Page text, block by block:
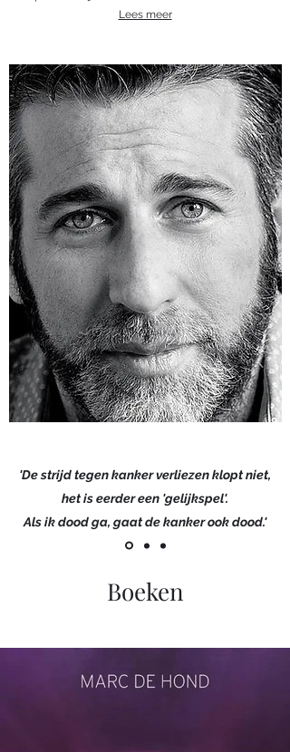
Lees meer
'De strijd tegen kanker verliezen klopt niet,
het is eerder een 'gelijkspel'.
Als ik dood ga, gaat de kanker ook dood.'
Boeken